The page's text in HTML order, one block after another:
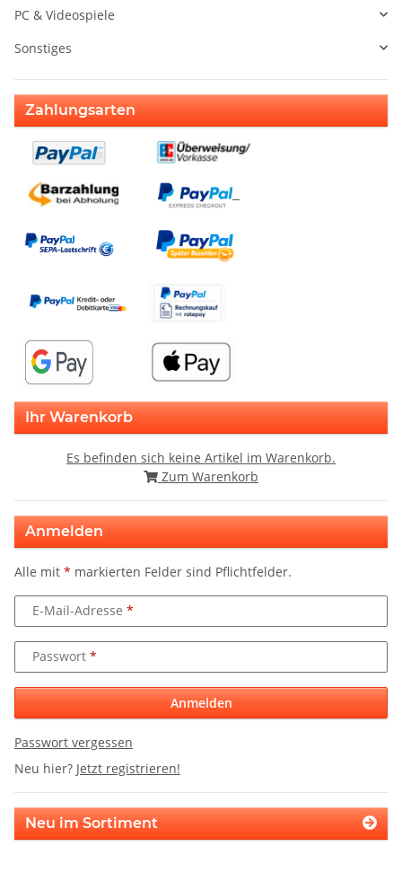
PC & Videospiele
Sonstiges
Zahlungsarten
Ihr Warenkorb
Es befinden sich keine Artikel im Warenkorb.
Zum Warenkorb
Anmelden
Alle mit * markierten Felder sind Pflichtfelder.
E-Mail-Adresse
Passwort
Anmelden
Passwort vergessen
Neu hier? Jetzt registrieren!
Neu im Sortiment